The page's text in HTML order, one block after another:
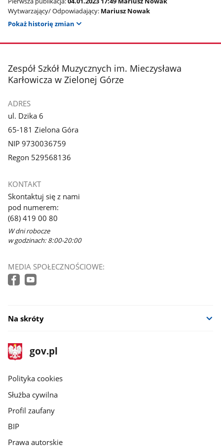
Wytwarzający/ Odpowiadający: Mariusz Nowak
Pokaż historię zmian
stopka
Zespół Szkół Muzycznych im. Mieczysława
Karłowicza w Zielonej Górze
ADRES
ul. Dzika 6
65-181 Zielona Góra
NIP 9730036759
Regon 529568136
KONTAKT
Skontaktuj się z nami
pod numerem:
(68) 419 00 80
W dni robocze
w godzinach: 8:00-20:00
MEDIA SPOŁECZNOŚCIOWE:
Na skróty
stopka
gov.pl
Strona
gov.pl
gov.pl
Polityka cookies
Służba cywilna
Profil zaufany
BIP
Prawa autorskie